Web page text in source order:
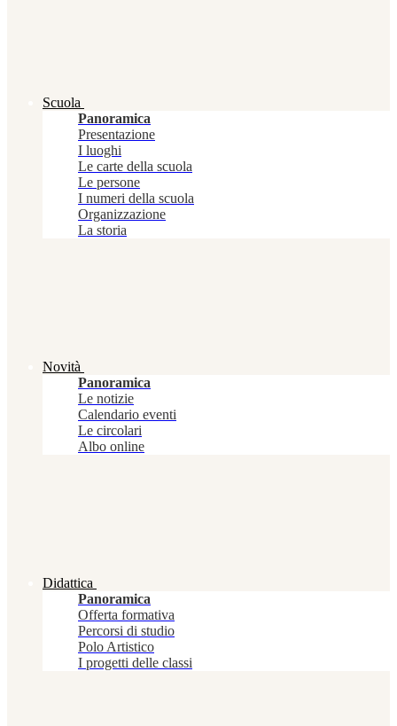
Scuola
Panoramica
Presentazione
I luoghi
Le carte della scuola
Le persone
I numeri della scuola
Organizzazione
La storia
Novità
Panoramica
Le notizie
Calendario eventi
Le circolari
Albo online
Didattica
Panoramica
Offerta formativa
Percorsi di studio
Polo Artistico
I progetti delle classi